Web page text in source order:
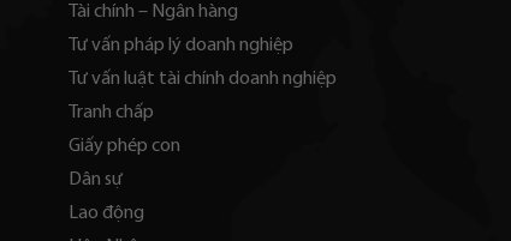
Tài chính – Ngân hàng
Tư vấn pháp lý doanh nghiệp
Tư vấn luật tài chính doanh nghiệp
Tranh chấp
Giấy phép con
Dân sự
Lao động